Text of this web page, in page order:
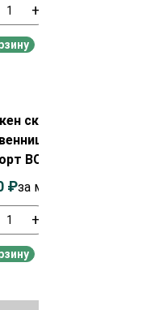
+
скошенный из
20х140х4000
ВС
+
₽за м²